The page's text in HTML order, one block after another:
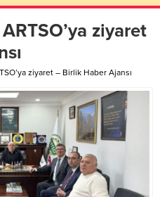
ziyaret
ziyaret – Birlik Haber Ajansı